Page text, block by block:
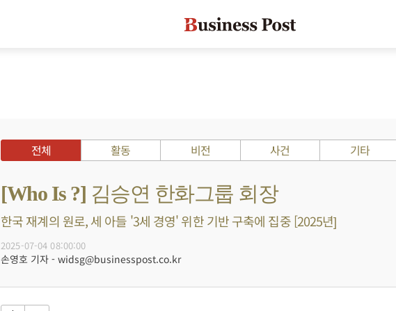
전체 활동 비전 사건 기타
[Who Is ?] 김승연 한화그룹 회장
한국 재계의 원로, 세 아들 '3세 경영' 위한 기반 구축에 집중 [2025년]
2025-07-04 08:00:00
손영호 기자 - widsg@businesspost.co.kr